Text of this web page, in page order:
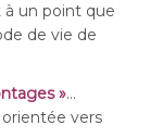
à un point que
de vie de
»…
vers